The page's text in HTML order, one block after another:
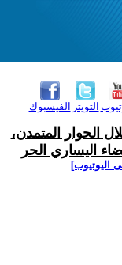
الفيسبوك التويتر
الحوار المتمدن،
اليساري الحر
اليوتيوب]